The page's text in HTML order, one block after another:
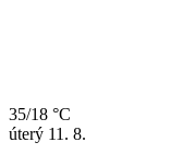
35/18 °C
úterý 11. 8.